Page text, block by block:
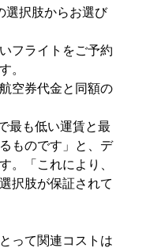
選択肢からお選び
フライトをご予約
。
空券代金と同額の
最も低い運賃と最
ものです」と、デ
。「これにより、
択肢が保証されて
って関連コストは